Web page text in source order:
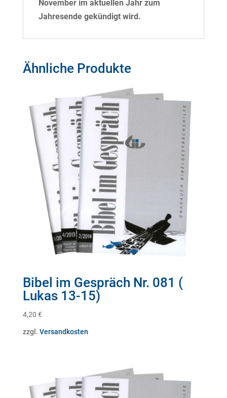
November im aktuellen Jahr zum
Jahresende gekündigt wird.
Ähnliche Produkte
Bibel im Gespräch Nr. 081 (
Lukas 13-15)
4,20 €
zzgl. Versandkosten